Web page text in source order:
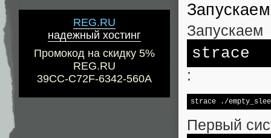
REG.RU
надежный хостинг
Промокод на скидку 5%
REG.RU
39CC-C72F-6342-560A
Запускаем
strace
:
strace ./
Первый